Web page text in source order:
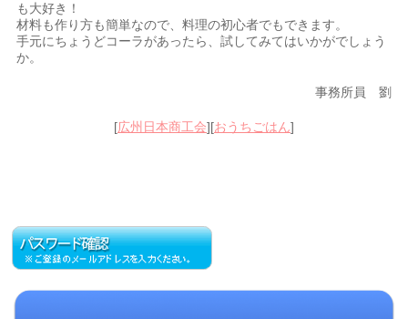
も大好き！
材料も作り方も簡単なので、料理の初心者でもできます。
手元にちょうどコーラがあったら、試してみてはいかがでしょう
か。
事務所員 劉
[広州日本商工会][おうちごはん]